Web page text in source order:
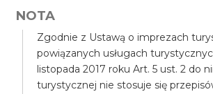
NOTA
Zgodnie z Ustawą o imprezach
powiązanych usługach
listopada 2017 roku Art. 5 ust. 2 do
turystycznej nie stosuje się